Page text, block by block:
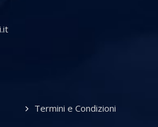
Termini e Condizioni